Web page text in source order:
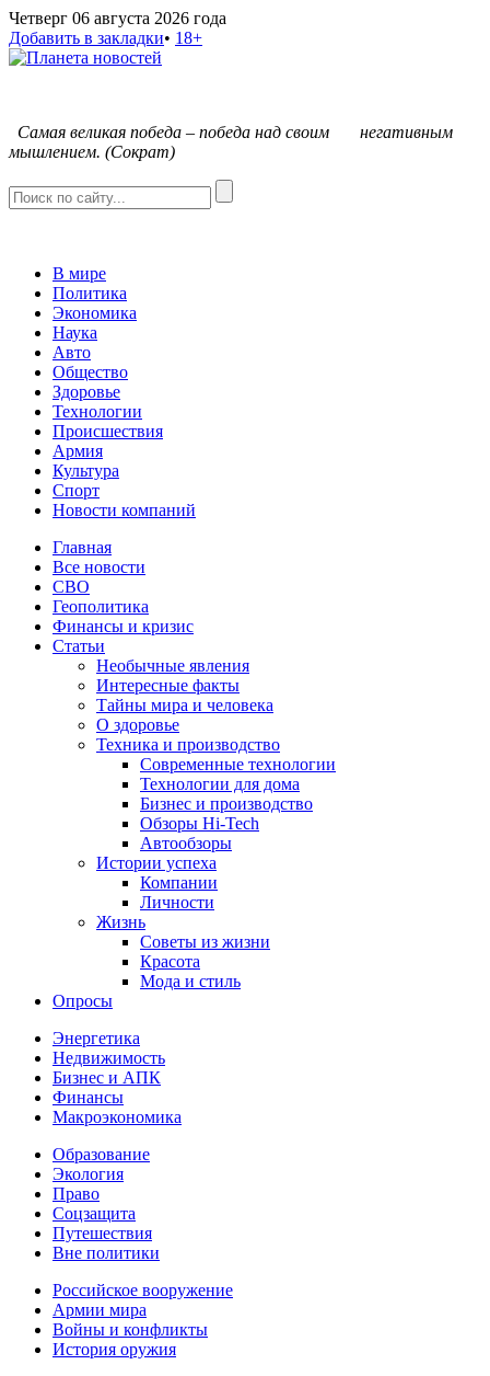
Четверг 06 августа 2026 года
Добавить в закладки• 18+
Самая великая победа – победа над своим негативным
мышлением. (Сократ)
В мире
Политика
Экономика
Наука
Авто
Общество
Здоровье
Технологии
Происшествия
Армия
Культура
Спорт
Новости компаний
Главная
Все новости
СВО
Геополитика
Финансы и кризис
Статьи
Необычные явления
Интересные факты
Тайны мира и человека
О здоровье
Техника и производство
Современные технологии
Технологии для дома
Бизнес и производство
Обзоры Hi-Tech
Автообзоры
Истории успеха
Компании
Личности
Жизнь
Советы из жизни
Красота
Мода и стиль
Опросы
Энергетика
Недвижимость
Бизнес и АПК
Финансы
Макроэкономика
Образование
Экология
Право
Соцзащита
Путешествия
Вне политики
Российское вооружение
Армии мира
Войны и конфликты
История оружия